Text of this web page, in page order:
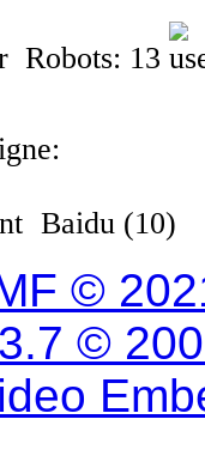
Robots: 13
Baidu (10)
©
©